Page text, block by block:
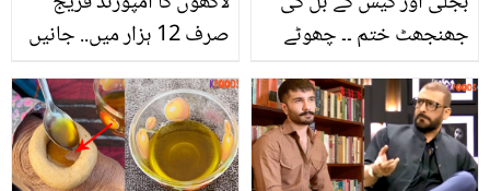
صرف 12 ہزار میں.. جانیں
فریج سستے داموں کس
جگہ مل رہے ہیں؟
جھنجھٹ ختم ۔۔ چھوٹے
بھی گھر لائیں اور 24
گھنٹے میں کسی بھی وقت
گرم پانی پائیں وہ بھی کم